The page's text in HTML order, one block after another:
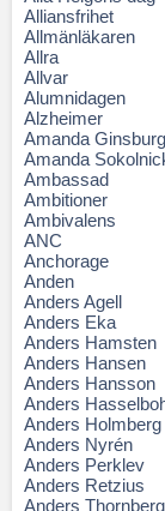
Alliansfrihet
Allmänläkaren
Allra
Allvar
Alumnidagen
Alzheimer
Amanda Ginsburg
Amanda
Ambassad
Ambitioner
Ambivalens
ANC
Anchorage
Anden
Anders Agell
Anders Eka
Anders Hamsten
Anders Hansen
Anders Hansson
Anders
Anders Holmberg
Anders Nyrén
Anders Perklev
Anders Retzius
Anders Thornberg